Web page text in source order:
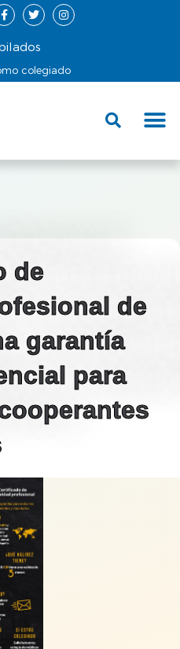
colegiado
de
de
garantía
para